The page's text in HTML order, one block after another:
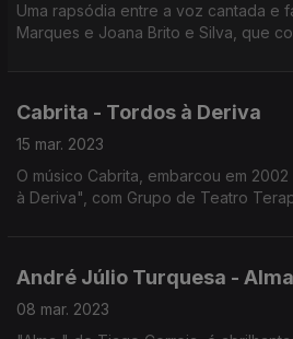
Uma rapsódia entre a voz cantada e
Marques e Joana Brito e Silva, que
Cabrita - Tordos à Deriva
15 mar. 2023
O músico Cabrita, embarcou em
à Deriva", com Grupo de Teatro
André Júlio Turquesa - Alma
08 mar. 2023